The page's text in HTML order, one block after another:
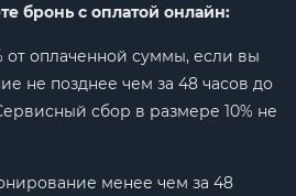
бронь с оплатой онлайн:
от оплаченной суммы, если вы
не позднее чем за 48 часов до
сбор в размере 10% не
менее чем за 48